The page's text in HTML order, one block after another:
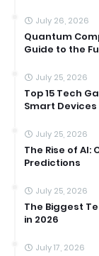
July 26, 2026
Quantum
Guide to the
July 25, 2026
Top 15 Tech
Smart
July 25, 2026
The Rise of AI:
Predictions
July 25, 2026
The Biggest
in 2026
July 17, 2026